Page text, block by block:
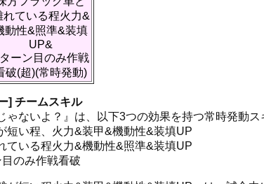
れている程火力&
動性&照準&装填
UP&
ーン目のみ作戦
破(超)(常時発動)
] チームスキル
ゃないよ？』は、以下3つの効果を持つ常時発動ス
短い程、火力&装甲&機動性&装填UP
ている程火力&機動性&照準&装填UP
目のみ作戦看破